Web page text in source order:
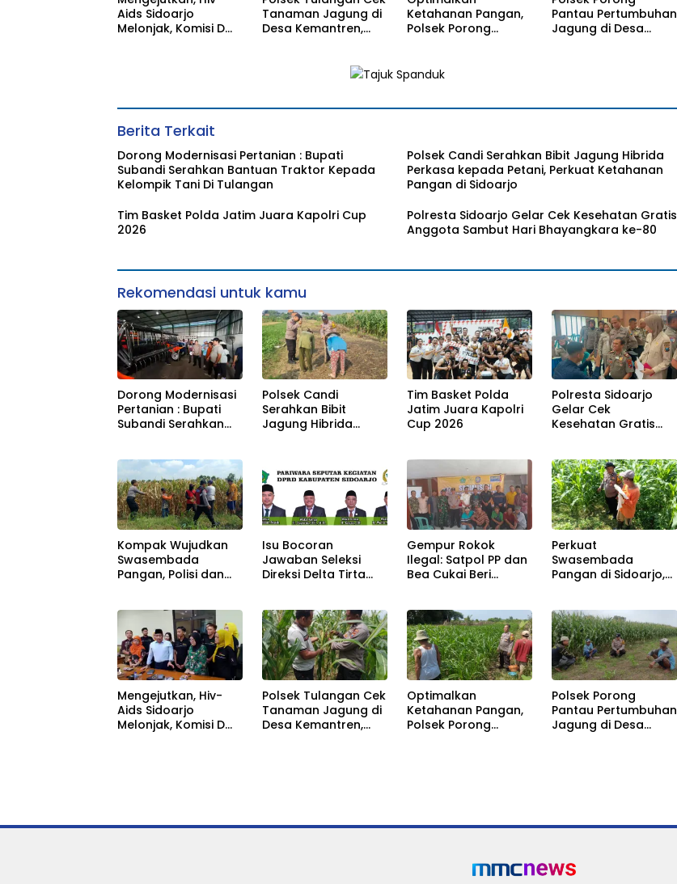
Aids Sidoarjo
Melonjak, Komisi D
Tanaman Jagung di
Desa Kemantren,
Ketahanan Pangan,
Polsek Porong
Perkembangan
Pantau Pertumbuhan
Jagung di Desa
Berita Terkait
Dorong Modernisasi Pertanian : Bupati
Subandi Serahkan Bantuan Traktor Kepada
Kelompik Tani Di Tulangan
Polsek Candi Serahkan Bibit Jagung Hibrida
Perkasa kepada Petani, Perkuat Ketahanan
Pangan di Sidoarjo
Tim Basket Polda Jatim Juara Kapolri Cup
2026
Polresta Sidoarjo Gelar Cek Kesehatan Gratis
Anggota Sambut Hari Bhayangkara ke-80
Rekomendasi untuk kamu
Dorong Modernisasi
Pertanian : Bupati
Subandi Serahkan
Tani Di Tulangan
Polsek Candi
Serahkan Bibit
Jagung Hibrida
Ketahanan Pangan
di Sidoarjo
Tim Basket Polda
Jatim Juara Kapolri
Cup 2026
Polresta Sidoarjo
Gelar Cek
Kesehatan Gratis
ke-80
Kompak Wujudkan
Swasembada
Pangan, Polisi dan
Tanaman Jagung
Isu Bocoran
Jawaban Seleksi
Direksi Delta Tirta
Transparan
Gempur Rokok
Ilegal: Satpol PP dan
Bea Cukai Beri
Tanggulangin
Perkuat
Swasembada
Pangan di Sidoarjo,
Perkembangan
Tanaman Jagung
Hibrida
Mengejutkan, Hiv-
Aids Sidoarjo
Melonjak, Komisi D
Polsek Tulangan Cek
Tanaman Jagung di
Desa Kemantren,
Optimalkan
Ketahanan Pangan,
Polsek Porong
Polsek Porong
Pantau Pertumbuhan
Jagung di Desa